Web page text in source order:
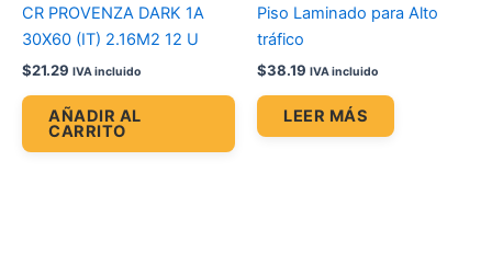
CR PROVENZA DARK 1A
30X60 (IT) 2.16M2 12 U
$21.29 IVA incluido
AÑADIR AL
CARRITO
Piso Laminado para Alto
tráfico
$38.19 IVA incluido
LEER MÁS